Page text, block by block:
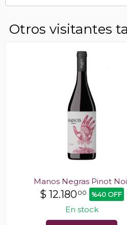
Otros visitantes
Manos Negras Pinot
$ 12.18000 %40 OFF
En stock